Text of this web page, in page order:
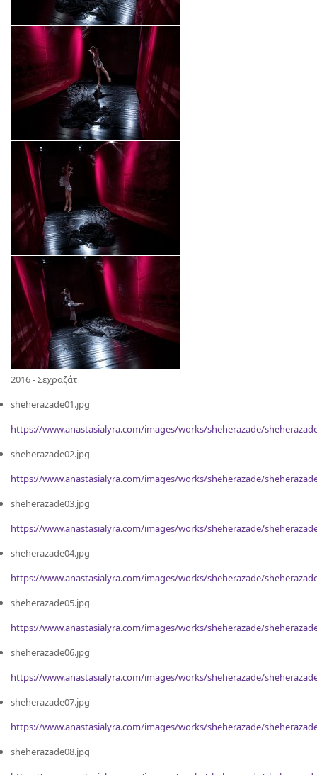
2016 - Σεχραζάτ
sheherazade01.jpg
https://www.anastasialyra.com/images/works/sheherazade/
sheherazade02.jpg
https://www.anastasialyra.com/images/works/sheherazade/
sheherazade03.jpg
https://www.anastasialyra.com/images/works/sheherazade/
sheherazade04.jpg
https://www.anastasialyra.com/images/works/sheherazade/
sheherazade05.jpg
https://www.anastasialyra.com/images/works/sheherazade/
sheherazade06.jpg
https://www.anastasialyra.com/images/works/sheherazade/
sheherazade07.jpg
https://www.anastasialyra.com/images/works/sheherazade/
sheherazade08.jpg